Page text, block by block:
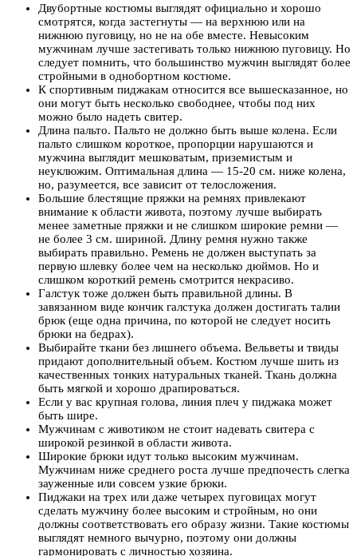
Двубортные костюмы выглядят официально и хорошо
смотрятся, когда застегнуты — на верхнюю или на
нижнюю пуговицу, но не на обе вместе. Невысоким
мужчинам лучше застегивать только нижнюю пуговицу. Но
следует помнить, что большинство мужчин выглядят более
стройными в однобортном костюме.
К спортивным пиджакам относится все вышесказанное, но
они могут быть несколько свободнее, чтобы под них
можно было надеть свитер.
Длина пальто. Пальто не должно быть выше колена. Если
пальто слишком короткое, пропорции нарушаются и
мужчина выглядит мешковатым, приземистым и
неуклюжим. Оптимальная длина — 15-20 см. ниже колена,
но, разумеется, все зависит от телосложения.
Большие блестящие пряжки на ремнях привлекают
внимание к области живота, поэтому лучше выбирать
менее заметные пряжки и не слишком широкие ремни —
не более 3 см. шириной. Длину ремня нужно также
выбирать правильно. Ремень не должен выступать за
первую шлевку более чем на несколько дюймов. Но и
слишком короткий ремень смотрится некрасиво.
Галстук тоже должен быть правильной длины. В
завязанном виде кончик галстука должен достигать талии
брюк (еще одна причина, по которой не следует носить
брюки на бедрах).
Выбирайте ткани без лишнего объема. Вельветы и твиды
придают дополнительный объем. Костюм лучше шить из
качественных тонких натуральных тканей. Ткань должна
быть мягкой и хорошо драпироваться.
Если у вас крупная голова, линия плеч у пиджака может
быть шире.
Мужчинам с животиком не стоит надевать свитера с
широкой резинкой в области живота.
Широкие брюки идут только высоким мужчинам.
Мужчинам ниже среднего роста лучше предпочесть слегка
зауженные или совсем узкие брюки.
Пиджаки на трех или даже четырех пуговицах могут
сделать мужчину более высоким и стройным, но они
должны соответствовать его образу жизни. Такие костюмы
выглядят немного вычурно, поэтому они должны
гармонировать с личностью хозяина.